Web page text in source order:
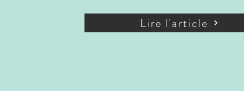
Lire l'article